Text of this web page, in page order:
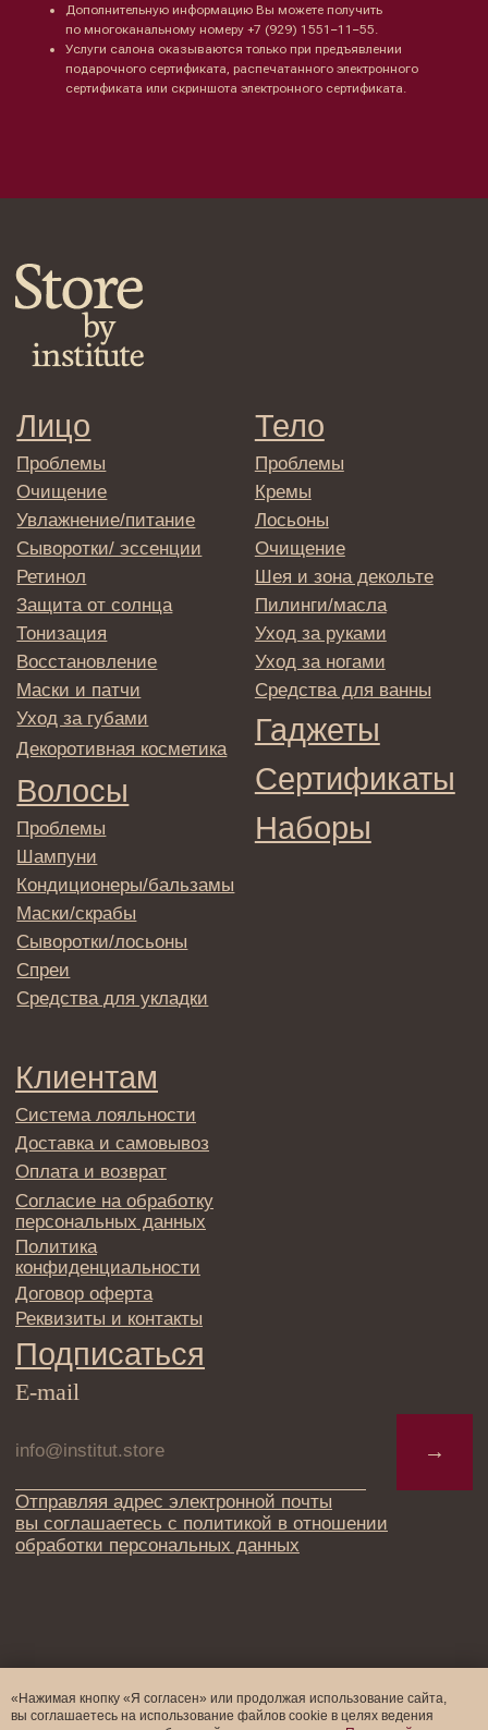
Дополнительную информацию Вы можете получить
по многоканальному номеру +7 (929) 1551−11−55.
Услуги салона оказываются только при предъявлении
подарочного сертификата, распечатанного электронного
сертификата или скриншота электронного сертификата.
Доставка и самовывоз
Политика
конфиденциальности
Договор оферта
Реквизиты и контакты
Подписаться
E-mail
вы соглашаетесь с политикой в отношении
обработки персональных данных
Кондиционеры/бальзамы
Маски/скрабы
Сыворотки/лосьоны
Средства для укладки
«Нажимая кнопку «Я согласен» или продолжая использование сайта,
вы соглашаетесь на использование файлов cookie в целях ведения